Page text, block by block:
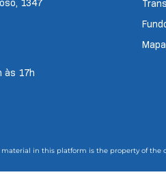
1347
às 17h
material in this platform is the property of